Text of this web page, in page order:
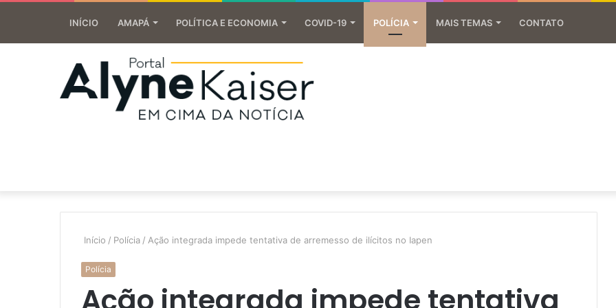
INÍCIO AMAPÁ POLÍTICA E ECONOMIA COVID-19 POLÍCIA MAIS TEMAS CONTATO
Início / Polícia / Ação integrada impede tentativa de arremesso de ilícitos no Iapen
Polícia
Ação integrada impede tentativa